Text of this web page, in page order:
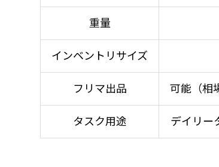
重量
インベントリサイズ
フリマ出品 可能（相
タスク用途 デイリー